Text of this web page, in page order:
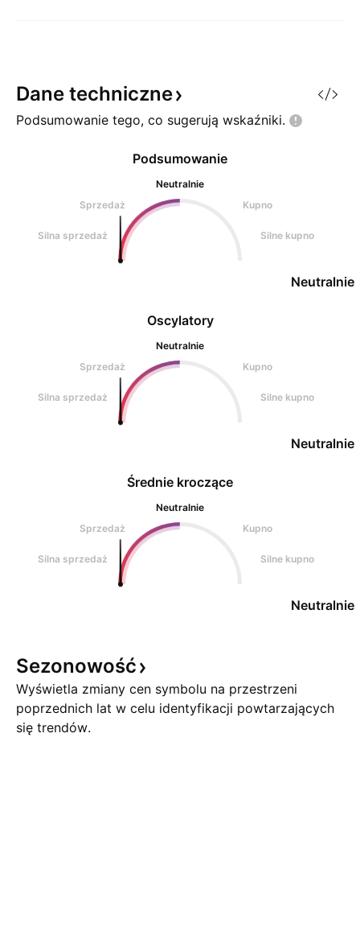
Dane techniczne
Podsumowanie tego, co sugerują wskaźniki.
Oscylatory
Neutralnie
Sprzedaż
Kupno
Silna sprzedaż Silne kupno
Neutralnie
Podsumowanie
Neutralnie
Sprzedaż
Kupno
Silna sprzedaż Silne kupno
Neutralnie
Średnie kroczące
Neutralnie
Sprzedaż
Kupno
Silna sprzedaż Silne kupno
Neutralnie
Sezonowość
Wyświetla zmiany cen symbolu na przestrzeni
poprzednich lat w celu identyfikacji powtarzających
się trendów.